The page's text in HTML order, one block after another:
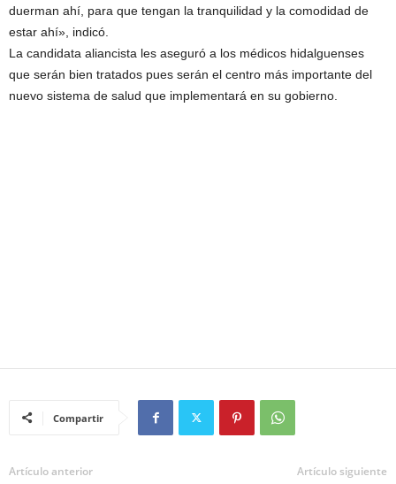
duerman ahí, para que tengan la tranquilidad y la comodidad de
estar ahí», indicó.
La candidata aliancista les aseguró a los médicos hidalguenses
que serán bien tratados pues serán el centro más importante del
nuevo sistema de salud que implementará en su gobierno.
Compartir
Artículo anterior Artículo siguiente